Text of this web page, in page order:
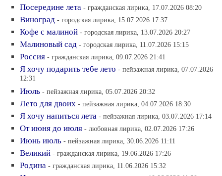
Посередине лета - гражданская лирика, 17.07.2026 08:20
Виноград - городская лирика, 15.07.2026 17:37
Кофе с малиной - городская лирика, 13.07.2026 20:27
Малиновый сад - городская лирика, 11.07.2026 15:15
Россия - гражданская лирика, 09.07.2026 21:41
Я хочу подарить тебе лето - пейзажная лирика, 07.07.2026
12:31
Июль - пейзажная лирика, 05.07.2026 20:32
Лето для двоих - пейзажная лирика, 04.07.2026 18:30
Я хочу напиться лета - пейзажная лирика, 03.07.2026 17:14
От июня до июля - любовная лирика, 02.07.2026 17:26
Июнь июль - пейзажная лирика, 30.06.2026 11:11
Великий - гражданская лирика, 19.06.2026 17:26
Родина - гражданская лирика, 11.06.2026 15:32